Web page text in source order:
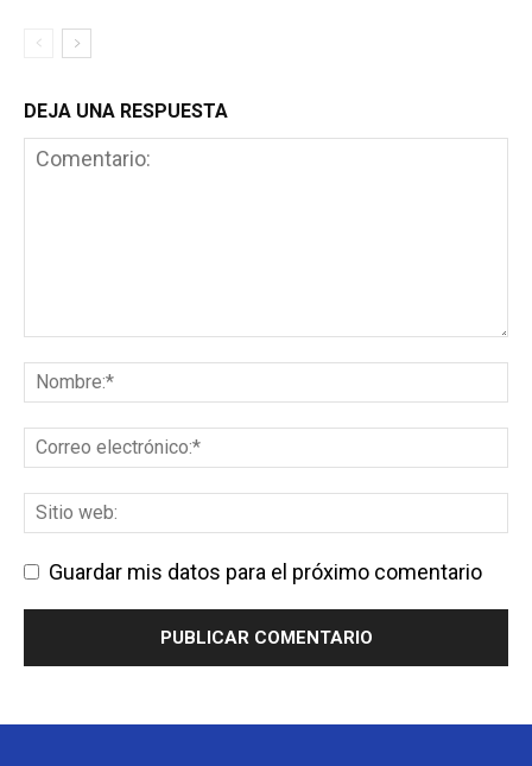
DEJA UNA RESPUESTA
Guardar mis datos para el próximo comentario